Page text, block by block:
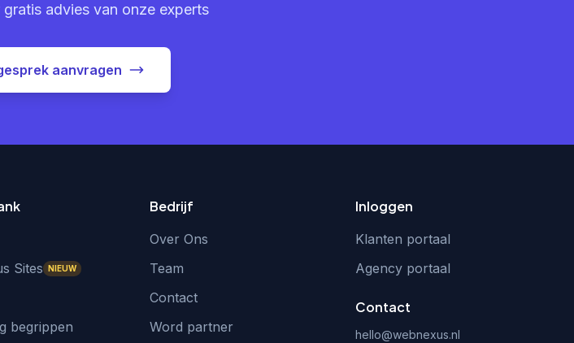
advies van onze experts
aanvragen
Sites NIEUW
begrippen
Bedrijf
Over Ons
Team
Contact
Word partner
Inloggen
Klanten portaal
Agency portaal
Contact
hello@webnexus.nl